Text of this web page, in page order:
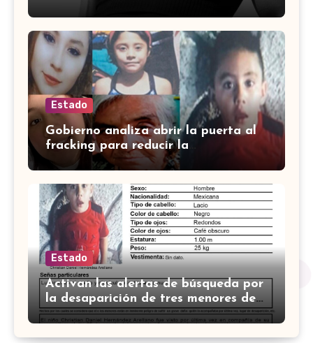
conductor
Estado
Gobierno analiza abrir la puerta al
fracking para reducir la
dependencia del gas importado en
México
Estado
Activan las alertas de búsqueda por
la desaparición de tres menores de
edad y dos mujeres en Guanajuato